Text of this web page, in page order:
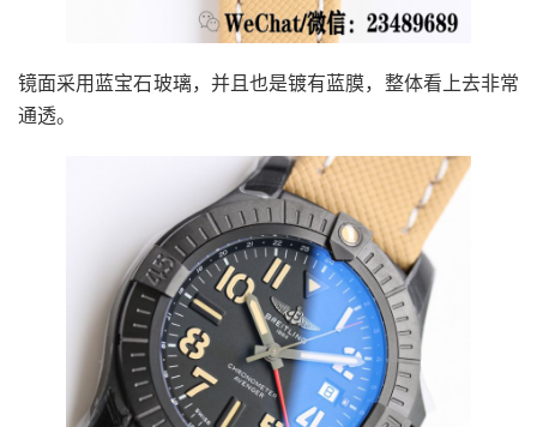
镜面采用蓝宝石玻璃，并且也是镀有蓝膜，整体看上去非常
通透。